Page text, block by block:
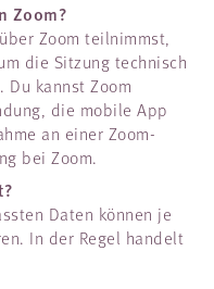
Zoom?
Zoom teilnimmst,
die Sitzung technisch
Du kannst Zoom
die mobile App
an einer Zoom-
bei Zoom.
Daten können je
In der Regel handelt